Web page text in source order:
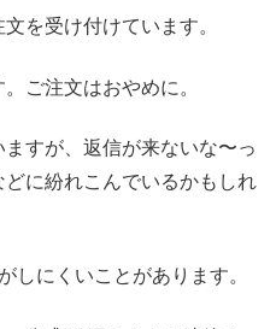
を受け付けています。
ご注文はおやめに。
すが、返信が来ないな〜っ
に紛れこんでいるかもしれ
しにくいことがあります。